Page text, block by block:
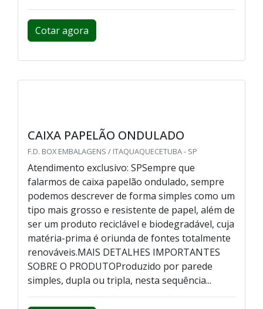
Cotar agora
CAIXA PAPELÃO ONDULADO
F.D. BOX EMBALAGENS / ITAQUAQUECETUBA - SP
Atendimento exclusivo: SPSempre que
falarmos de caixa papelão ondulado, sempre
podemos descrever de forma simples como um
tipo mais grosso e resistente de papel, além de
ser um produto reciclável e biodegradável, cuja
matéria-prima é oriunda de fontes totalmente
renováveis.MAIS DETALHES IMPORTANTES
SOBRE O PRODUTOProduzido por parede
simples, dupla ou tripla, nesta sequência...